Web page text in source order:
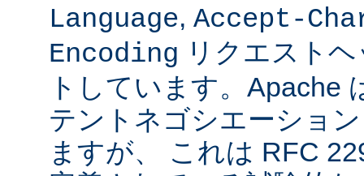
Language, Accept-
Encoding リクエスト
トしています。Apache
テントネゴシエーショ
ますが、 これは RFC